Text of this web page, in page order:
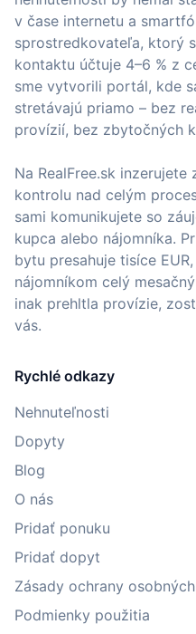
v čase internetu a
sprostredkovateľa, ktorý
kontaktu účtuje 4–6 % z
sme vytvorili portál, kde
stretávajú priamo – bez
provízií, bez zbytočných
Na RealFree.sk
kontrolu nad celým
sami komunikujete so
kupca alebo nájomníka.
bytu presahuje tisíce
nájomníkom celý
inak prehltla provízie,
vás.
Rychlé odkazy
Nehnuteľnosti
Dopyty
Blog
O nás
Pridať ponuku
Pridať dopyt
Zásady ochrany
Podmienky použitia